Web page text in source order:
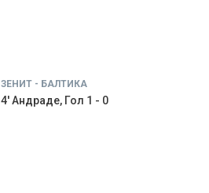
ЗЕНИТ - БАЛТИКА
4' Андраде, Гол 1 - 0